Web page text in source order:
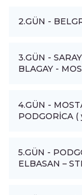
2.GÜN -
3.GÜN -
BLAGAY -
4.GÜN -
PODGORİCA
5.GÜN -
ELBASAN –